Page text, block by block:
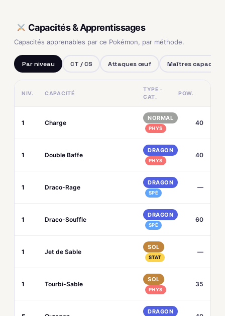
Capacités & Apprentissages
Capacités apprenables par ce Pokémon, par méthode.
Par niveau CT / CS Attaques œuf Maîtres capacités
NIV. CAPACITÉ
TYPE ·
CAT.
POW.
1 Charge
NORMAL
PHYS
40
1 Double Baffe
DRAGON
PHYS
40
1 Draco-Rage
DRAGON
SPÉ
—
1 Draco-Souffle
DRAGON
SPÉ
60
1 Jet de Sable
SOL
STAT
—
1 Tourbi-Sable
SOL
PHYS
35
DRAGON